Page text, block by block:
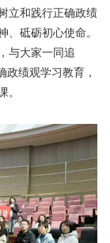
立和践行正确政绩
、砥砺初心使命。
与大家一同追
政绩观学习教育，
。